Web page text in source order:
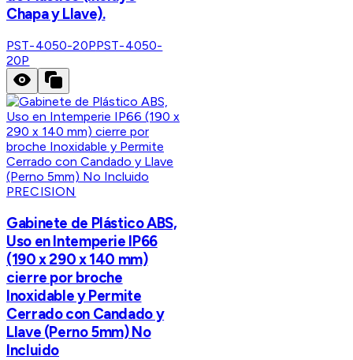
Chapa y Llave).
PST-4050-20PPST-4050-
20P
PRECISION
Gabinete de Plástico ABS,
Uso en Intemperie IP66
(190 x 290 x 140 mm)
cierre por broche
Inoxidable y Permite
Cerrado con Candado y
Llave (Perno 5mm) No
Incluido